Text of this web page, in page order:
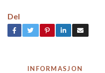
Del
INFORMASJON